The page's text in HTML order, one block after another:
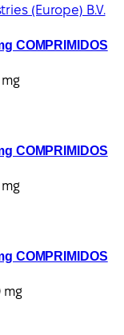
(Europe) B.V.
COMPRIMIDOS
mg
COMPRIMIDOS
mg
COMPRIMIDOS
mg